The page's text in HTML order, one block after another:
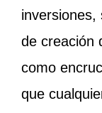
inversiones,
de creación
como
que